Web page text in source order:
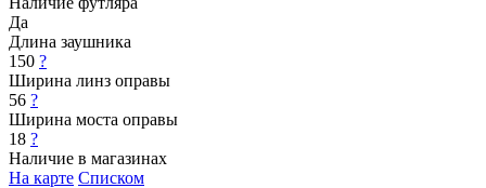
Да
Длина заушника
150 ?
Ширина линз оправы
56 ?
Ширина моста оправы
18 ?
Наличие в магазинах
На карте Списком